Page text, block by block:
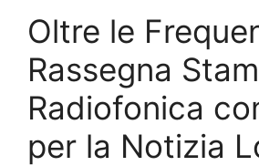
Oltre le
Rassegna
Radiofonica
per la Notizia